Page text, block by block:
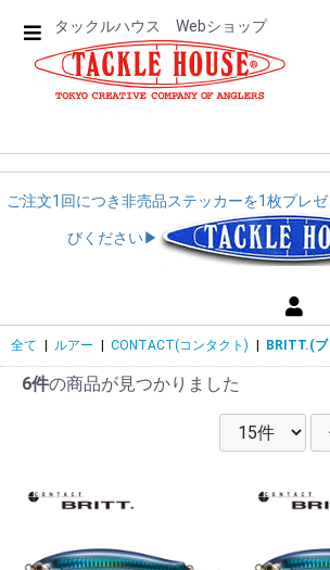
タックルハウス Webショップ
ご注文1回につき非売品ステッカーを1枚プレ
びください▶︎︎
全て ルアー CONTACT(コンタクト) BRITT.(
6件の商品が見つかりました